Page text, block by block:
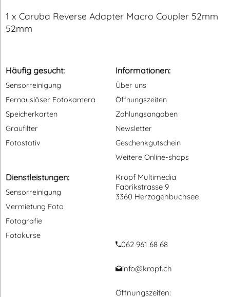
,
Häufig gesucht:
Sensorreinigung
Fernauslöser Fotokamera
Speicherkarten
Graufilter
Fotostativ
Informationen:
Über uns
Öffnungszeiten
Zahlungsangaben
Newsletter
Geschenkgutschein
Weitere Online-shops
Dienstleistungen:
Sensorreinigung
Vermietung Foto
Fotografie
Fotokurse
Kropf Multimedia
Fabrikstrasse 9
3360 Herzogenbuchsee
062 961 68 68
info@kropf.ch
Öffnungszeiten: